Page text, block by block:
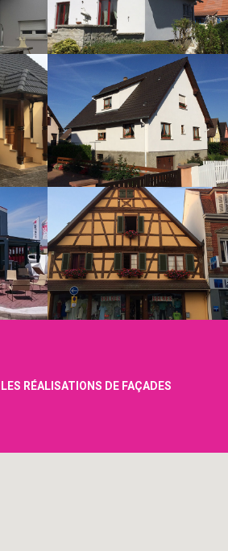
RÉALISATIONS DE FAÇADES